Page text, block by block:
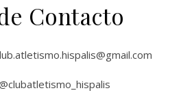
Contacto